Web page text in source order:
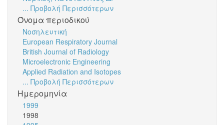
... Προβολή Περισσότερων
Όνομα περιοδικού
Νοσηλευτική
European Respiratory Journal
British Journal of Radiology
Microelectronic Engineering
Applied Radiation and Isotopes
... Προβολή Περισσότερων
Ημερομηνία
1999
1998